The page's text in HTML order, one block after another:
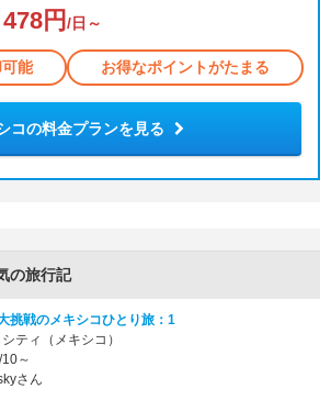
478円 /日～
能 お得なポイントがたまる
コの料金プランを見る
の旅行記
挑戦のメキシコひとり旅：1
ティ（メキシコ）
～
さん